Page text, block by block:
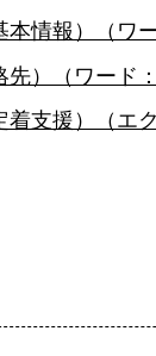
情報）（ワ
先）（ワード
支援）（エ